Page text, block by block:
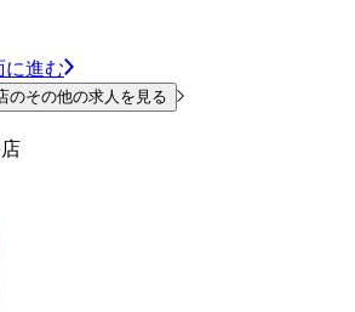
に進む
のその他の求人を見る